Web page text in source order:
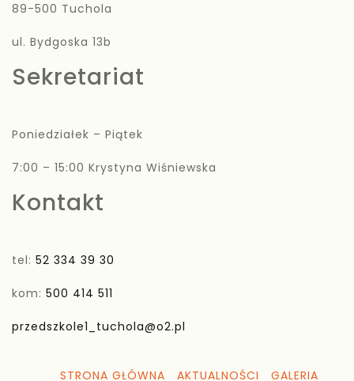
89-500 Tuchola
ul. Bydgoska 13b
Sekretariat
Poniedziałek – Piątek
7:00 – 15:00 Krystyna Wiśniewska
Kontakt
tel: 52 334 39 30
kom: 500 414 511
przedszkole1_tuchola@o2.pl
STRONA GŁÓWNA AKTUALNOŚCI GALERIA